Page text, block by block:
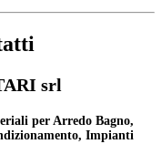
srl
per Arredo Bagno,
Impianti